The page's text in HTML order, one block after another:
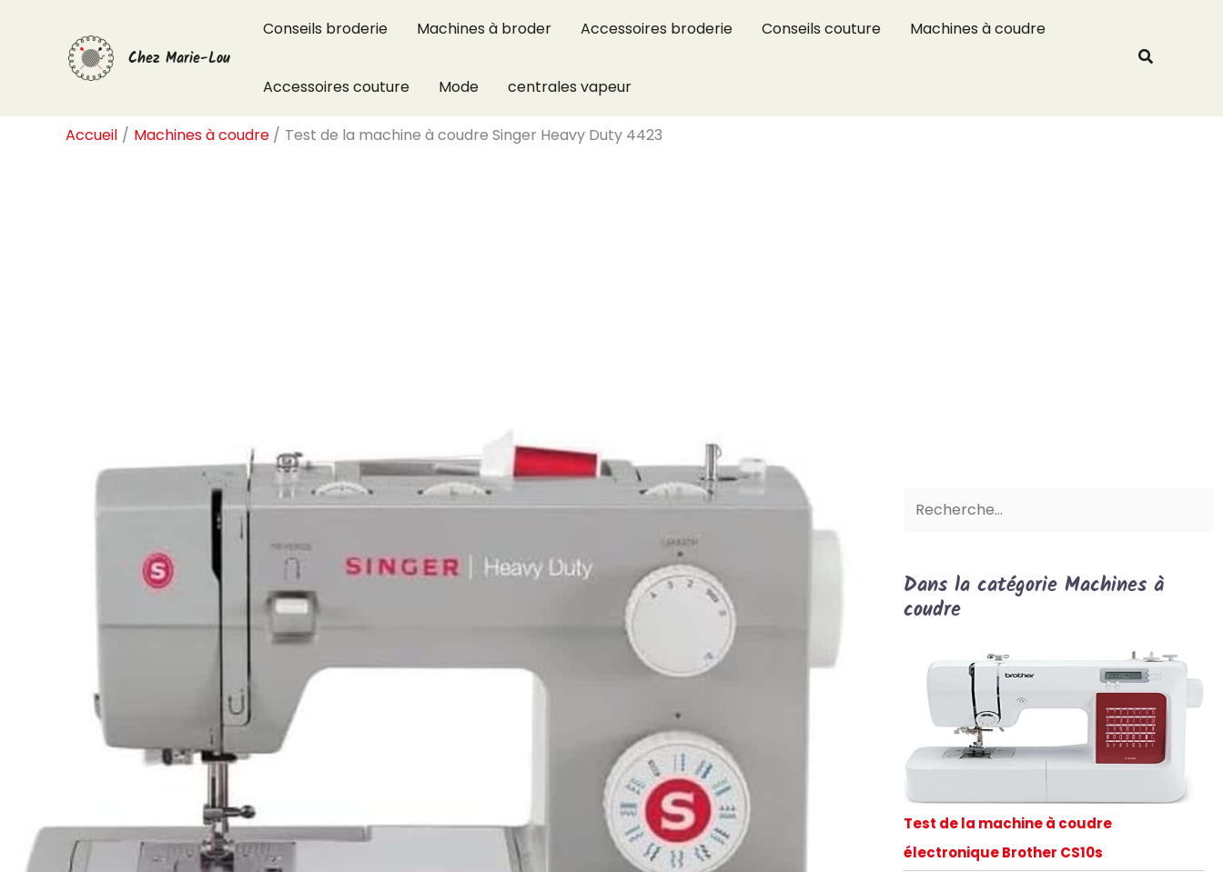
Chez Marie-Lou
Conseils broderie Machines à broder Accessoires broderie Conseils couture Machines à coudre
Accessoires couture Mode centrales vapeur
Accueil Machines à coudre Test de la machine à coudre Singer Heavy Duty 4423
Dans la catégorie Machines à
coudre
Test de la machine à coudre
électronique Brother CS10s